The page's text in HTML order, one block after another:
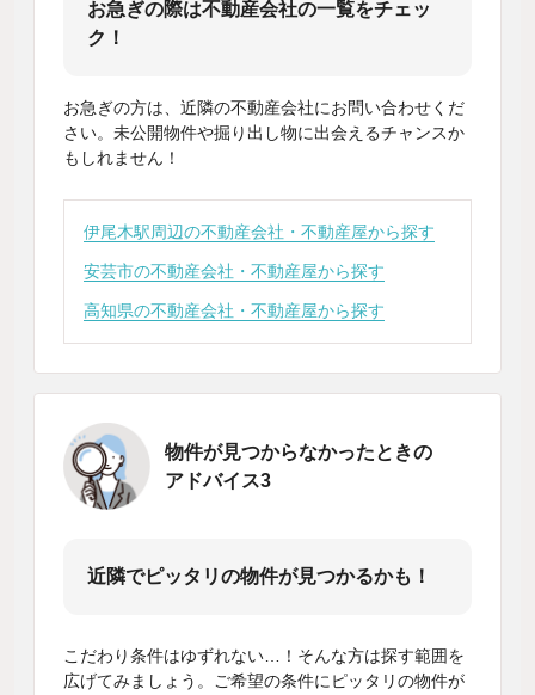
お急ぎの際は不動産会社の一覧をチェッ
ク！
お急ぎの方は、近隣の不動産会社にお問い合わせくだ
さい。未公開物件や掘り出し物に出会えるチャンスか
もしれません！
伊尾木駅周辺の不動産会社・不動産屋から探す
安芸市の不動産会社・不動産屋から探す
高知県の不動産会社・不動産屋から探す
物件が見つからなかったときの
アドバイス3
近隣でピッタリの物件が見つかるかも！
こだわり条件はゆずれない…！そんな方は探す範囲を
広げてみましょう。ご希望の条件にピッタリの物件が